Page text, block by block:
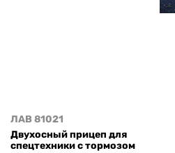
ЛАВ 81021
Двухосный прицеп для
спецтехники с тормозом